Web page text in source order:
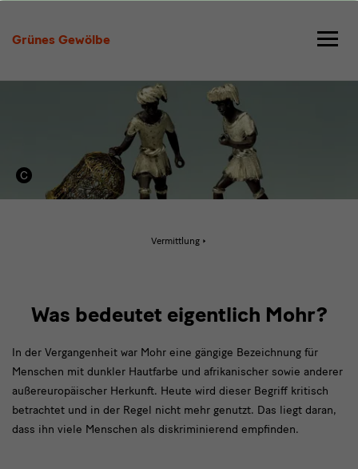
Grünes Gewölbe
Vermittlung
Was bedeutet eigentlich Mohr?
In der Vergangenheit war Mohr eine gängige Bezeichnung für
Menschen mit dunkler Hautfarbe und afrikanischer sowie anderer
außereuropäischer Herkunft. Heute wird dieser Begriff kritisch
betrachtet und in der Regel nicht mehr genutzt. Das liegt daran,
dass ihn viele Menschen als diskriminierend empfinden.